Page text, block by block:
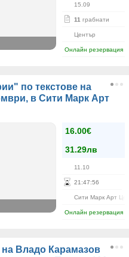
15.09
11 грабнати
Център
Онлайн резервация
по текстове на
в Сити Марк Арт
16.00€
31.29лв
11.10
21 :47:56
Сити Марк Арт
Онлайн резервация
на Владо Карамазов